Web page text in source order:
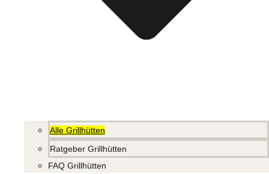
Alle Grillhütten
Ratgeber Grillhütten
FAQ Grillhütten